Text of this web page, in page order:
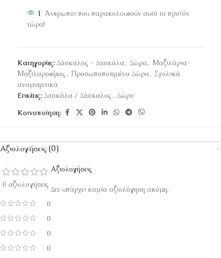
1 Άνθρωποι που παρακολουθούν αυτό το προϊόν
τώρα!
Κατηγορίες: Δάσκαλος - Δασκάλα, Δώρα, Μαξιλάρια-
Μαξιλαροθήκες , Προσωποποιημένα Δώρα, Σχολικά
αναμνηστικά
Ετικέτες: Δασκάλα / Δάσκαλος , Δώρο
Κοινοποίηση:
Αξιολογήσεις (0)
0 αξιολογήσεις
0
0
0
0
Αξιολογήσεις
Δεν υπάρχει καμία αξιολόγηση ακόμη.